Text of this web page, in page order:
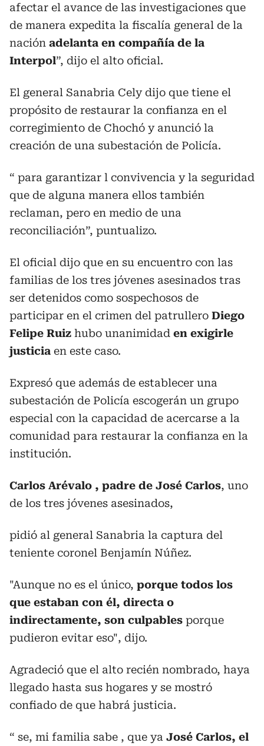
afectar el avance de las investigaciones que
de manera expedita la fiscalía general de la
nación adelanta en compañía de la
Interpol”, dijo el alto oficial.
El general Sanabria Cely dijo que tiene el
propósito de restaurar la confianza en el
corregimiento de Chochó y anunció la
creación de una subestación de Policía.
“ para garantizar l convivencia y la seguridad
que de alguna manera ellos también
reclaman, pero en medio de una
reconciliación”, puntualizo.
El oficial dijo que en su encuentro con las
familias de los tres jóvenes asesinados tras
ser detenidos como sospechosos de
participar en el crimen del patrullero Diego
Felipe Ruiz hubo unanimidad en exigirle
justicia en este caso.
Expresó que además de establecer una
subestación de Policía escogerán un grupo
especial con la capacidad de acercarse a la
comunidad para restaurar la confianza en la
institución.
Carlos Arévalo , padre de José Carlos, uno
de los tres jóvenes asesinados,
pidió al general Sanabria la captura del
teniente coronel Benjamín Núñez.
"Aunque no es el único, porque todos los
que estaban con él, directa o
indirectamente, son culpables porque
pudieron evitar eso", dijo.
Agradeció que el alto recién nombrado, haya
llegado hasta sus hogares y se mostró
confiado de que habrá justicia.
“ se, mi familia sabe , que ya José Carlos, el